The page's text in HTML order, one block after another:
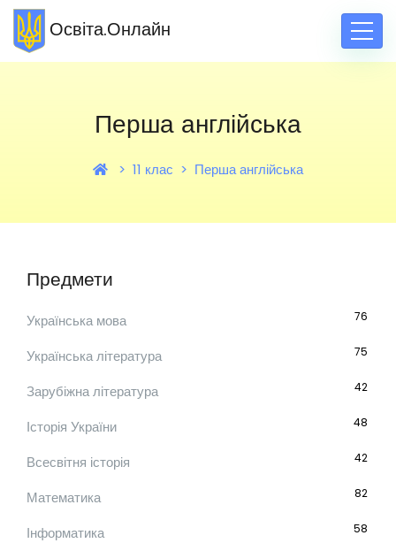
Освіта.Онлайн
Перша англійська
11 клас Перша англійська
Предмети
Українська мова 76
Українська література 75
Зарубіжна література 42
Історія України 48
Всесвітня історія 42
Математика 82
Інформатика 58